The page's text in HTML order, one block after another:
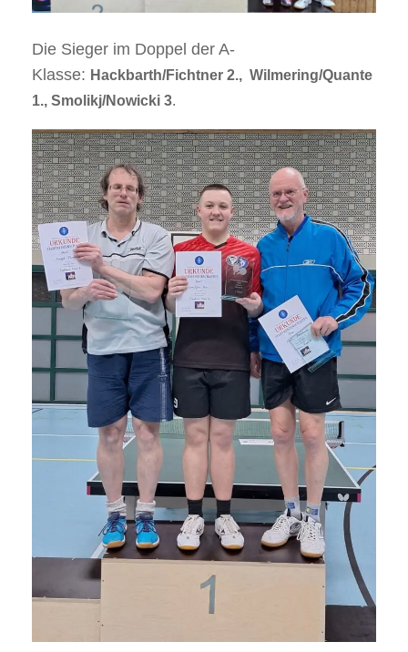
Die Sieger im Doppel der A-
Klasse: Hackbarth/Fichtner 2., Wilmering/Quante
1., Smolikj/Nowicki 3.